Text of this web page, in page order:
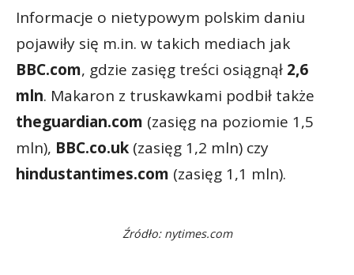
Informacje o nietypowym polskim daniu
pojawiły się m.in. w takich mediach jak
BBC.com, gdzie zasięg treści osiągnął 2,6
mln. Makaron z truskawkami podbił także
theguardian.com (zasięg na poziomie 1,5
mln), BBC.co.uk (zasięg 1,2 mln) czy
hindustantimes.com (zasięg 1,1 mln).
Źródło: nytimes.com